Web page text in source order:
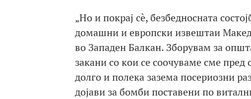
„Но и покрај сè, безбедносната
домашни и европски извештаи
во Западен Балкан. Зборувам за
закани со кои се соочуваме сме
долго и полека зазема посериозни
дојави за бомби поставени по